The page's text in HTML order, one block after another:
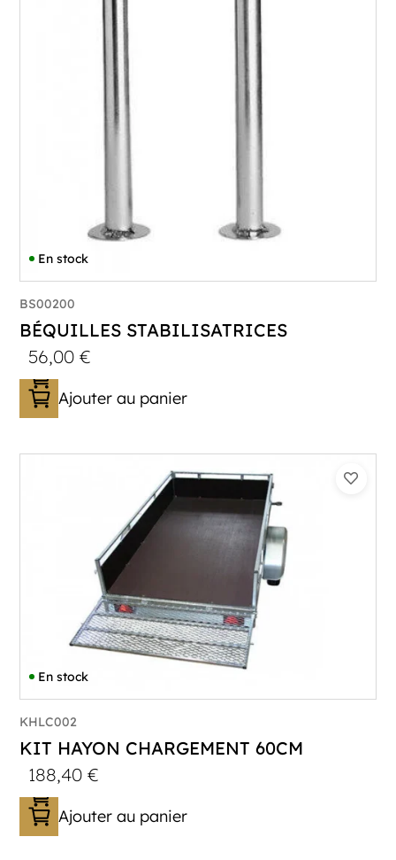
En stock
BS00200
BÉQUILLES STABILISATRICES
56,00€
Ajouter au panier
En stock
KHLC002
KIT HAYON CHARGEMENT 60CM
188,40€
Ajouter au panier